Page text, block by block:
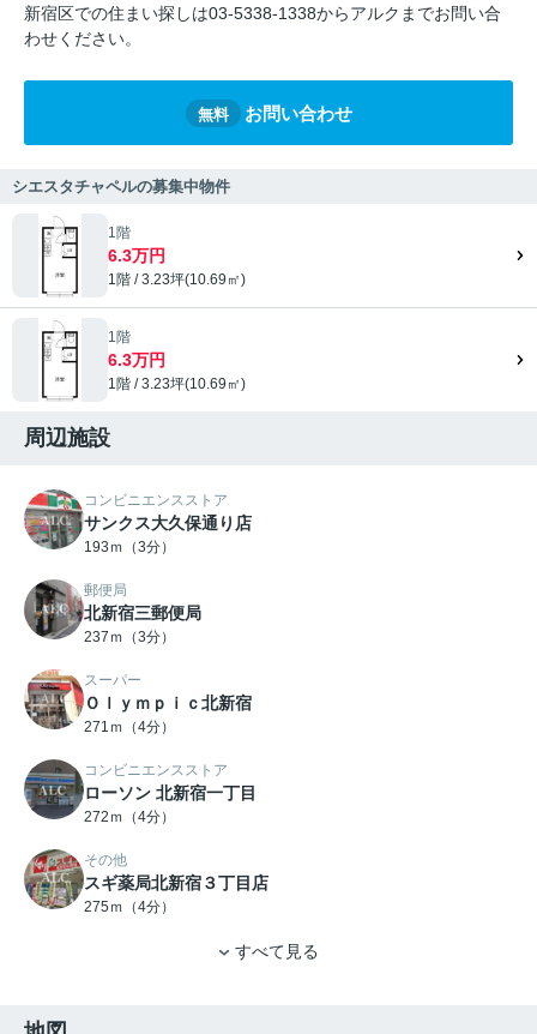
新宿区での住まい探しは03-5338-1338からアルクまでお問い合
わせください。
無料 お問い合わせ
シエスタチャペルの募集中物件
1階
6.3万円
1階 / 3.23坪(10.69㎡)
1階
6.3万円
1階 / 3.23坪(10.69㎡)
周辺施設
コンビニエンスストア
サンクス大久保通り店
193ｍ（3分）
郵便局
北新宿三郵便局
237ｍ（3分）
スーパー
Ｏｌｙｍｐｉｃ北新宿
271ｍ（4分）
コンビニエンスストア
ローソン 北新宿一丁目
272ｍ（4分）
その他
スギ薬局北新宿３丁目店
275ｍ（4分）
すべて見る